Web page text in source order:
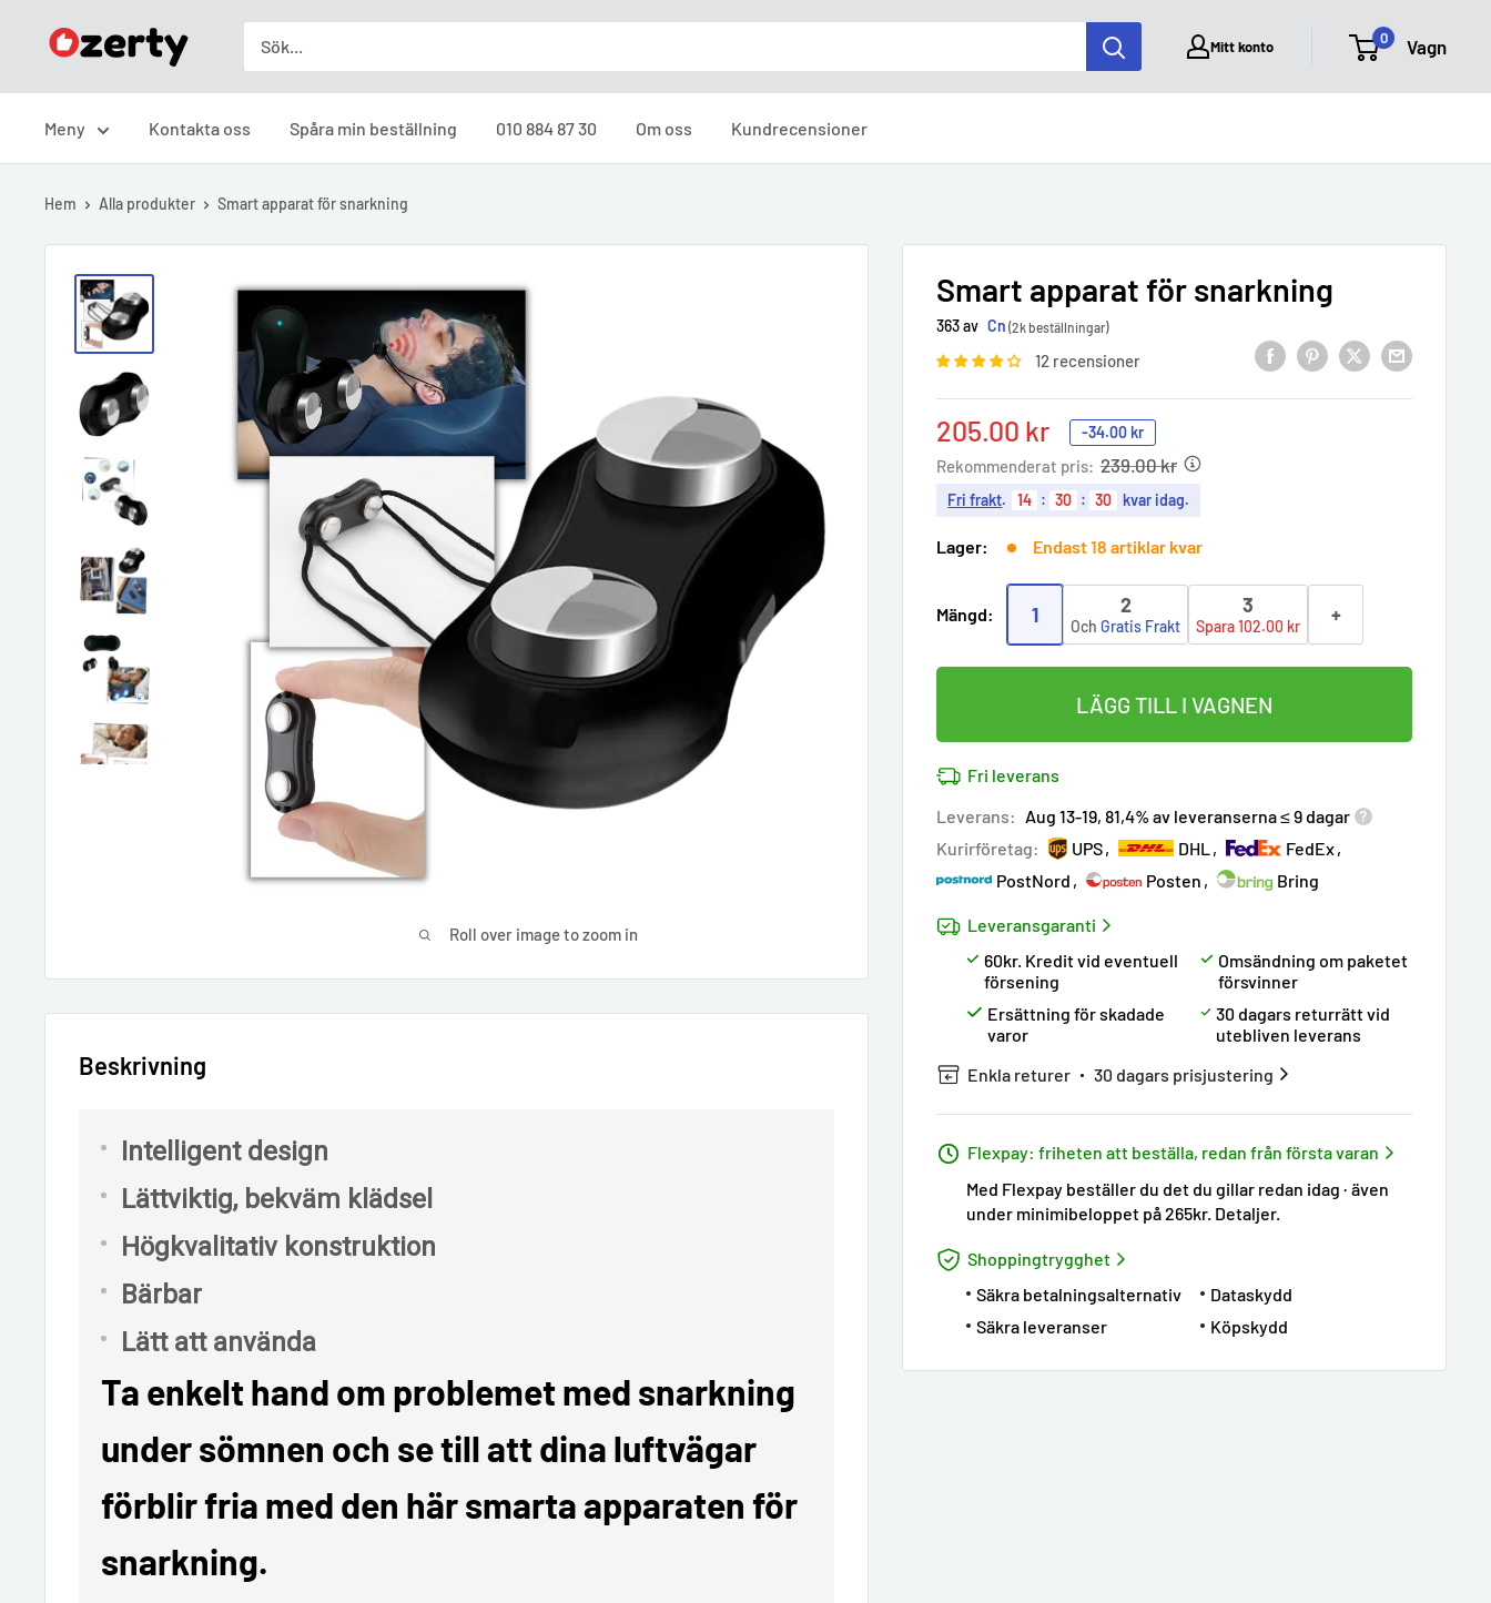
Ozerty
Mitt konto 0 Vagn
Meny Kontakta oss Spåra min beställning 010 884 87 30 Om oss Kundrecensioner
Hem Alla produkter Smart apparat för snarkning
Roll over image to zoom in
Smart apparat för snarkning
363 av Cn (2k beställningar)
12 recensioner
Sale
price
205.00 kr -34.00 kr
Rekommenderat pris: 239.00 kr
Fri frakt. 14 : 30 : 29 kvar idag.
Lager: Endast 18 artiklar kvar
Mängd: 1 2
OchGratis Frakt
3
Spara 102.00 kr +
LÄGG TILL I VAGNEN
Fri leverans
Leverans: Aug 13-19, 81,4% av leveranserna ≤ 9 dagar
Kurirföretag:
UPS DHL
FedEx
PostNord
Posten Bring
Leveransgaranti
60kr. Kredit vid eventuell
försening
Omsändning om paketet
försvinner
Ersättning för skadade
varor
30 dagars returrätt vid
utebliven leverans
Enkla returer
30 dagars prisjustering
Flexpay: friheten att beställa, redan från första varan
Med Flexpay beställer du det du gillar redan idag · även
under minimibeloppet på 265kr. Detaljer.
Shoppingtrygghet
Säkra betalningsalternativ
Dataskydd
Säkra leveranser
Köpskydd
Beskrivning
Intelligent design
Lättviktig, bekväm klädsel
Högkvalitativ konstruktion
Bärbar
Lätt att använda
Ta enkelt hand om problemet med snarkning
under sömnen och se till att dina luftvägar
förblir fria med den här smarta apparaten för
snarkning.